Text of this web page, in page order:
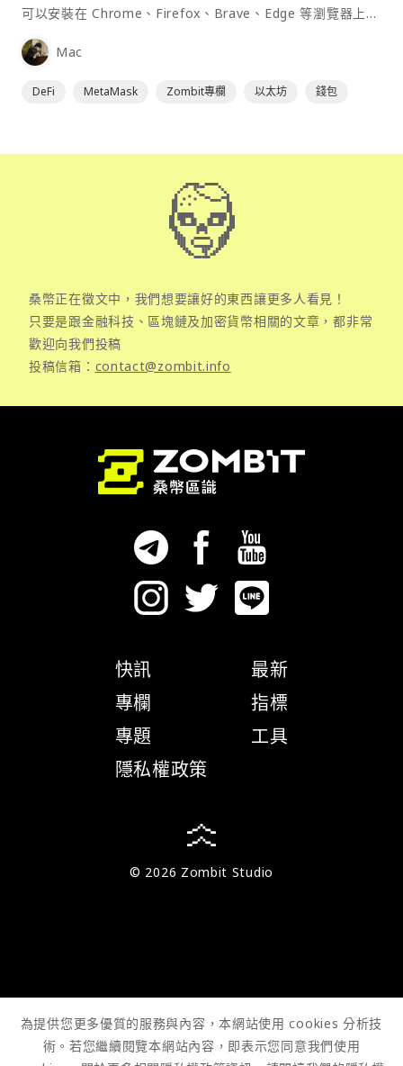
可以安裝在 Chrome、Firefox、Brave、Edge 等瀏覽器上作
為插件使用，具備許多功能且使用上非常方便。
Mac
DeFi MetaMask Zombit專欄 以太坊 錢包
桑幣正在徵文中，我們想要讓好的東西讓更多人看見！
只要是跟金融科技、區塊鏈及加密貨幣相關的文章，都非常
歡迎向我們投稿
投稿信箱： contact@zombit.info
快訊
專欄
專題
隱私權政策
最新
指標
工具
© 2026 Zombit Studio
為提供您更多優質的服務與內容，本網站使用 cookies 分析技
術。若您繼續閱覽本網站內容，即表示您同意我們使用